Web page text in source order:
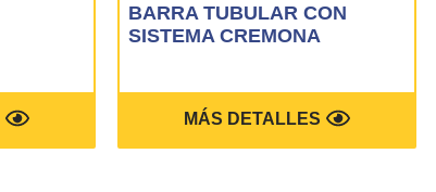
BARRA TUBULAR CON
SISTEMA CREMONA
MÁS DETALLES